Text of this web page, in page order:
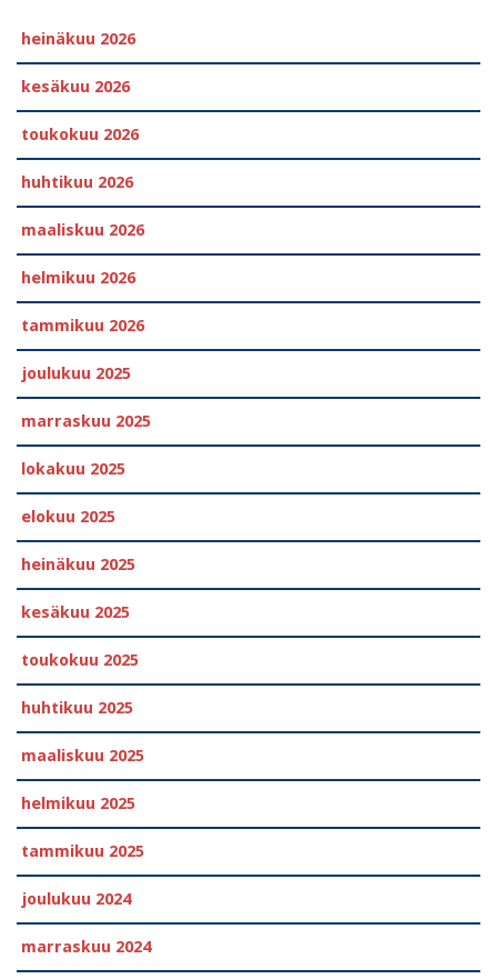
heinäkuu 2026
kesäkuu 2026
toukokuu 2026
huhtikuu 2026
maaliskuu 2026
helmikuu 2026
tammikuu 2026
joulukuu 2025
marraskuu 2025
lokakuu 2025
elokuu 2025
heinäkuu 2025
kesäkuu 2025
toukokuu 2025
huhtikuu 2025
maaliskuu 2025
helmikuu 2025
tammikuu 2025
joulukuu 2024
marraskuu 2024